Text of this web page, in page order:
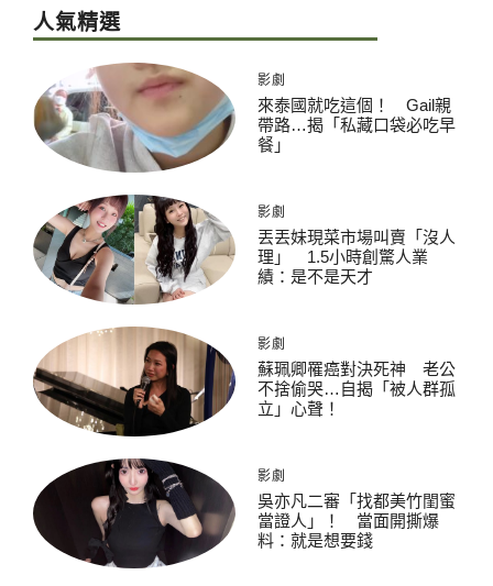
人氣精選
影劇
來泰國就吃這個！ Gail親
帶路…揭「私藏口袋必吃早
餐」
影劇
丟丟妹現菜市場叫賣「沒人
理」 1.5小時創驚人業
績：是不是天才
影劇
蘇珮卿罹癌對決死神 老公
不捨偷哭…自揭「被人群孤
立」心聲！
影劇
吳亦凡二審「找都美竹閨蜜
當證人」！ 當面開撕爆
料：就是想要錢